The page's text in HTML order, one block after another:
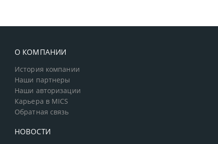
О КОМПАНИИ
История компании
Наши партнеры
Наши авторизации
Карьера в MICS
Обратная связь
НОВОСТИ